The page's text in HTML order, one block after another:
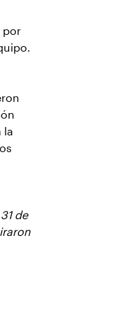
por
la
de